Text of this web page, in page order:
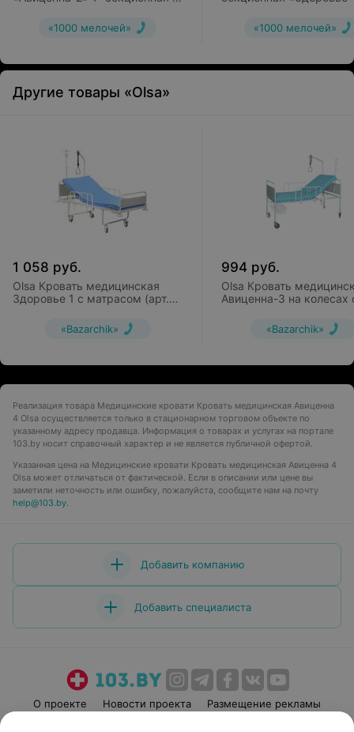
«1000 мелочей» «1000 мелочей»
Другие товары «Olsa»
1 058 руб.
Olsa Кровать медицинская
Здоровье 1 с матрасом (арт.
«Bazarchik»
994 руб.
Olsa Кровать
Авиценна-3 на колесах
«Bazarchik»
Реализация товара Медицинские кровати Кровать медицинская Авиценнa
4 Olsa осуществляется только в стационарном торговом объекте по
указанному адресу продавца. Информация о товарах и услугах на портале
103.by носит справочный характер и не является публичной офертой.
Указанная цена на Медицинские кровати Кровать медицинская Авиценнa 4
Olsa может отличаться от фактической. Если в описании или цене вы
заметили неточность или ошибку, пожалуйста, сообщите нам на почту
help@103.by.
Добавить компанию
Добавить специалиста
О проекте Новости проекта
Размещение рекламы